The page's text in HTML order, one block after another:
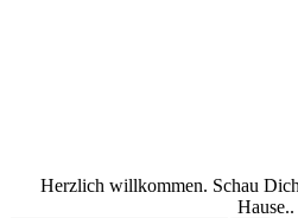
Herzlich willkommen. Schau
Hause..